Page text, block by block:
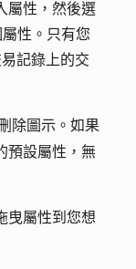
屬性，然後選
屬性。只有您
記錄上的交
除圖示 。如果
預設屬性，無
曳屬性到您想